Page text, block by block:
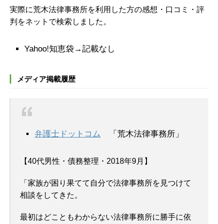
実際に荒木法律事務所を利用した方の感想・口コミ・評
判をネットで検索しました。
Yahoo!知恵袋→記載なし
メディア掲載履歴
弁護士ドットコム 「荒木法律事務所」
【40代男性・債務整理・2018年9月】
「家族が困り果てて自分で法律事務所を見つけて
相談をしてきた。
最初はどこともわからない法律事務所に勝手に依